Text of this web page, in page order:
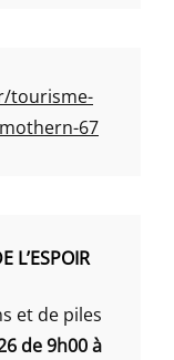
tourisme-
67
L’ESPOIR
et de piles
de 9h00 à